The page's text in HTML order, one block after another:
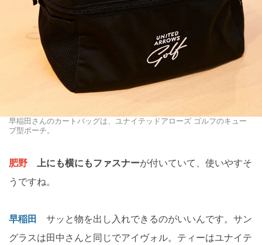
早稲田さんのカートバッグは、ユナイテッドアローズ ゴルフのキュー
ブ型ポーチ。
肥野 上にも横にもファスナーが付いていて、使いやすそ
うですね。
早稲田
サッと物を出し入れできるのがいいんです。サン
グラスは田中さんと同じでアイヴォル。ティーはユナイテ